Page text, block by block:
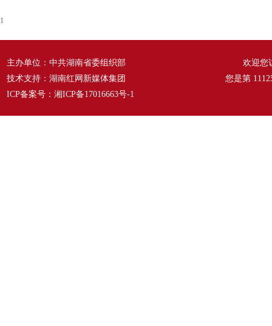
1
主办单位：中共湖南省委组织部
技术支持：湖南红网新媒体集团
ICP备案号： 湘ICP备17016663号-1
欢迎您
您是第